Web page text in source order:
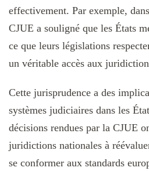
effectivement. Par exemple,
CJUE a souligné que les États
ce que leurs législations
un véritable accès aux
Cette jurisprudence a des
systèmes judiciaires dans les
décisions rendues par la CJUE
juridictions nationales à
se conformer aux standards